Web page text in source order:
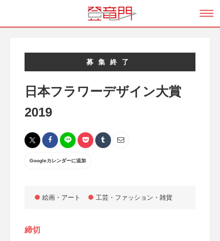
募集終了
日本フラワーデザイン大賞
2019
Googleカレンダーに追加
絵画・アート 工芸・ファッション・雑貨
締切